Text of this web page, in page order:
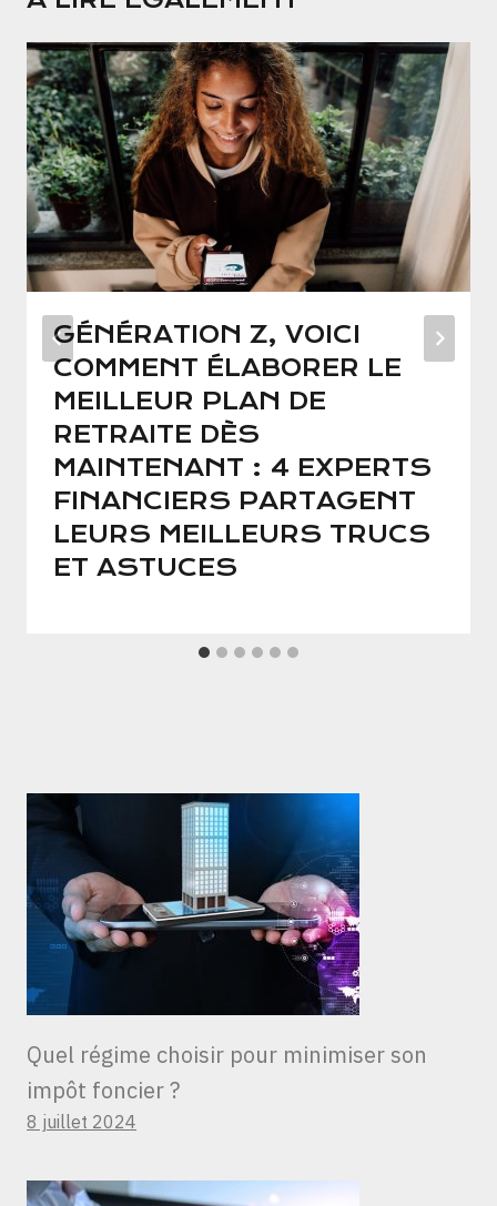
GÉNÉRATION Z, VOICI
COMMENT ÉLABORER LE
MEILLEUR PLAN DE
RETRAITE DÈS
MAINTENANT : 4 EXPERTS
FINANCIERS PARTAGENT
LEURS MEILLEURS TRUCS
ET ASTUCES
Quel régime choisir pour minimiser son
impôt foncier ?
8 juillet 2024